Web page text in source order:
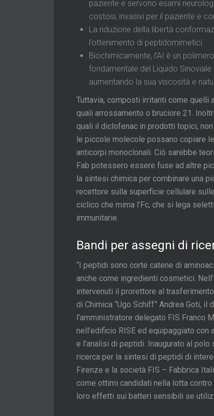
paziente e servono esami
costosi, invasivi per il paziente e
La riduzione della libertà
l’ottenimento di peptidomimetici.
Biochimicamente, l’AI è un
fondamentale del Liquido
aumentando la sua viscosità e
Tuttavia, composti irritanti come quelli
quali arrossamento o bruciore 21.
quali il diclofenac in prodotti topici,
le piccole molecole possano copiare
anticorpi monoclonali. Ciò sarebbe
Fab potessero essere fuse ad altre
la sintesi chimica per combinare una
recettore sulla superficie cellulare
ciclico che mima l’Fc, che si lega
immunitarie.
Bandi per assegni di
“I peptidi sono corte catene di
anche come ingredienti cosmetici.
intervenuti il prorettore al
di Chimica “Ugo Schiff” Andrea Goti,
l’amministratore delegato FIS Franco
nell’edificio RISE ed equipaggiato con
e l’analisi di peptidi. Inaugurato al
ricerca per la sintesi di peptidi di
Firenze e la società FIS – Fabbrica
come ottimi candidati nella lotta
loro effetti sui batteri sensibili se